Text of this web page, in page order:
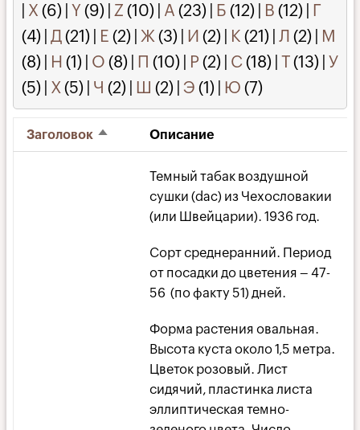
X (6) Y (9) Z (10) А (23) Б (12) В (12) Г
(4) Д(21) Е (2) Ж (3) И (2) К (21) Л (2)
М
(8)
Н (1) О (8) П (10) Р (2) С(18) Т(13) У
(5) Х (5) Ч (2) Ш (2) Э (1) Ю (7)
Заголовок Сортировать
по
убыванию
Описание
Темный табак воздушной
сушки (dac) из Чехословакии
(или Швейцарии). 1936 год.
Сорт среднеранний. Период
от посадки до цветения – 47-
56 (по факту 51) дней.
Форма растения овальная.
Высота куста около 1,5 метра.
Цветок розовый. Лист
сидячий, пластинка листа
эллиптическая темно-